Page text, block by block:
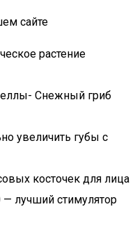
сайте
растение
Снежный гриб
увеличить губы с
косточек для лица
— лучший стимулятор